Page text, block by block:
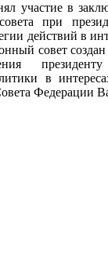
участие в
при
действий в
совет
в
Федерации